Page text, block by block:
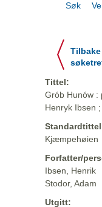
Søk
Tilbake
Tittel:
Grób Hunów :
Henryk Ibsen
Kjæmpehøien
Forfatter/
Ibsen, Henrik
Stodor, Adam
Utgitt: